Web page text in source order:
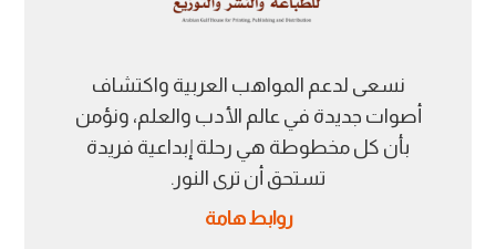
نسعى لدعم المواهب العربية واكتشاف
أصوات جديدة في عالم الأدب والعلم، ونؤمن
بأن كل مخطوطة هي رحلة إبداعية فريدة
تستحق أن ترى النور.
روابط هامة